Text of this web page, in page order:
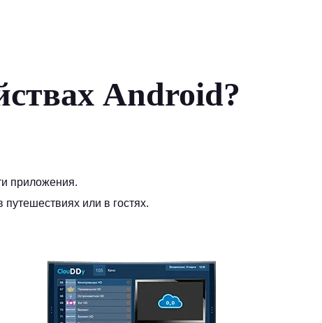
Android?
приложения.
или в гостях.